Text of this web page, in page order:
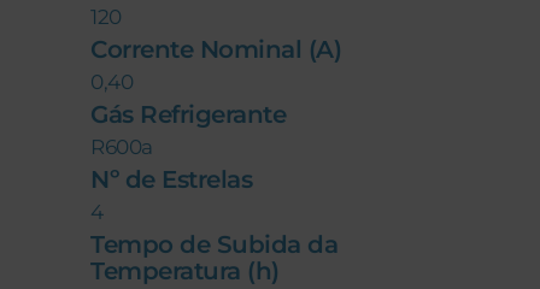
120
Corrente Nominal (A)
0,40
Gás Refrigerante
R600a
Nº de Estrelas
4
Tempo de Subida da
Temperatura (h)